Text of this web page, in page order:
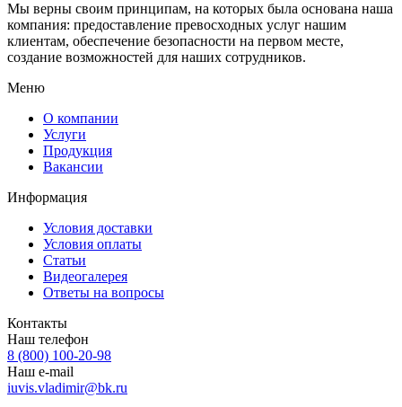
Мы верны своим принципам, на которых была основана наша
компания: предоставление превосходных услуг нашим
клиентам, обеспечение безопасности на первом месте,
создание возможностей для наших сотрудников.
Меню
О компании
Услуги
Продукция
Вакансии
Информация
Условия доставки
Условия оплаты
Статьи
Видеогалерея
Ответы на вопросы
Контакты
Наш телефон
8 (800) 100-20-98
Наш e-mail
iuvis.vladimir@bk.ru